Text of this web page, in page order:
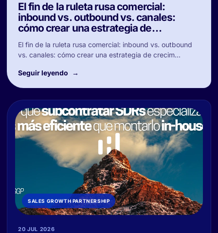
El fin de la ruleta rusa comercial:
inbound vs. outbound vs. canales:
cómo crear una estrategia de
crecimiento diversificada
El fin de la ruleta rusa comercial: inbound vs. outbound
vs. canales: cómo crear una estrategia de crecim...
Seguir leyendo
SALES GROWTH PARTNERSHIP
20 JUL 2026